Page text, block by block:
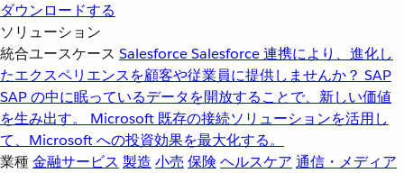
ダウンロードする
ソリューション
統合ユースケース SalesforceSalesforce 連携により、進化し
たエクスペリエンスを顧客や従業員に提供しませんか？ SAP
SAP の中に眠っているデータを開放することで、新しい価値
を生み出す。
Microsoft 既存の接続ソリューションを活用し
て、Microsoft への投資効果を最大化する。
業種金融サービス 製造 小売 保険 ヘルスケア 通信・メディア